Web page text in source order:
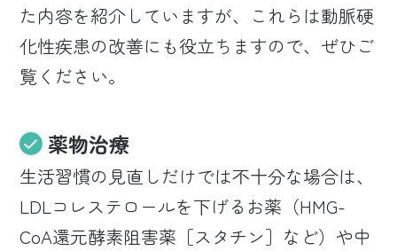
た内容を紹介していますが、これらは動脈硬
化性疾患の改善にも役立ちますので、ぜひご
覧ください。
薬物治療
生活習慣の見直しだけでは不十分な場合は、
LDLコレステロールを下げるお薬（HMG-
CoA還元酵素阻害薬［スタチン］など）や中